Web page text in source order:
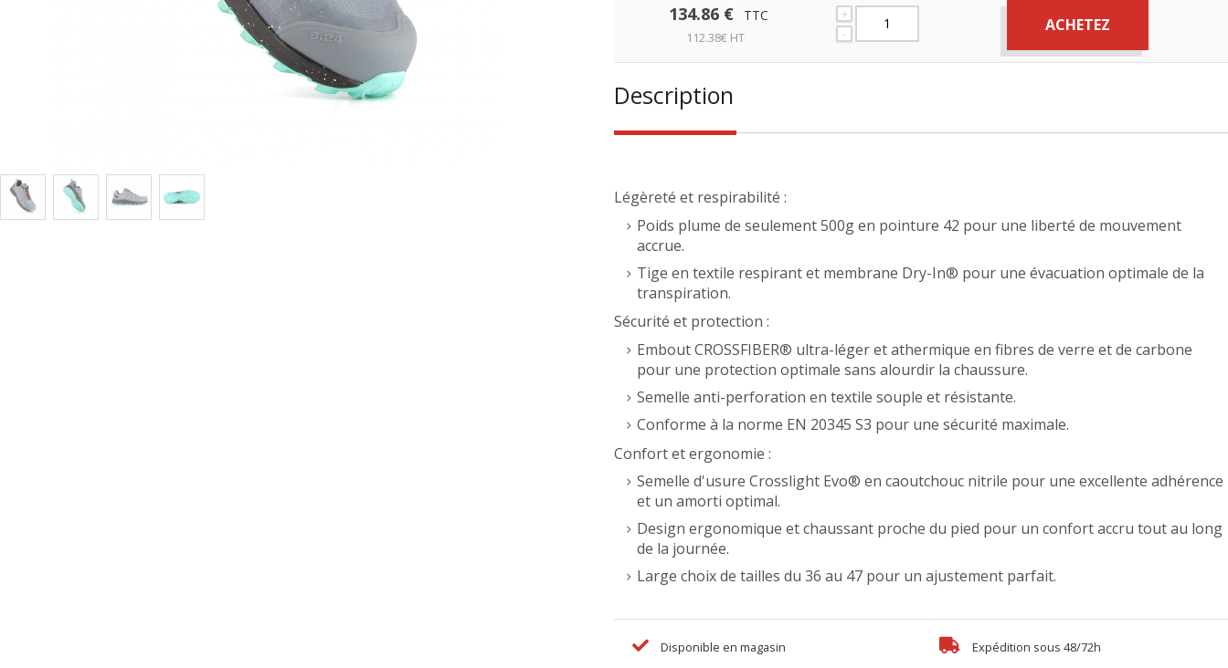
134.86 € TTC
112.38€ HT
+
-
ACHETEZ
Description
Légèreté et respirabilité :
Poids plume de seulement 500g en pointure 42 pour une liberté de mouvement
accrue.
Tige en textile respirant et membrane Dry-In® pour une évacuation optimale de la
transpiration.
Sécurité et protection :
Embout CROSSFIBER® ultra-léger et athermique en fibres de verre et de carbone
pour une protection optimale sans alourdir la chaussure.
Semelle anti-perforation en textile souple et résistante.
Conforme à la norme EN 20345 S3 pour une sécurité maximale.
Confort et ergonomie :
Semelle d'usure Crosslight Evo® en caoutchouc nitrile pour une excellente adhérence
et un amorti optimal.
Design ergonomique et chaussant proche du pied pour un confort accru tout au long
de la journée.
Large choix de tailles du 36 au 47 pour un ajustement parfait.
Disponible en magasin
Expédition sous 48/72h